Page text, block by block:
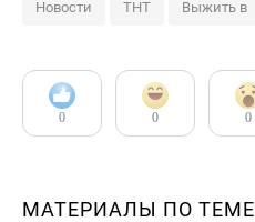
Новости ТНТ Выжить в
0 0 0
МАТЕРИАЛЫ ПО ТЕМЕ